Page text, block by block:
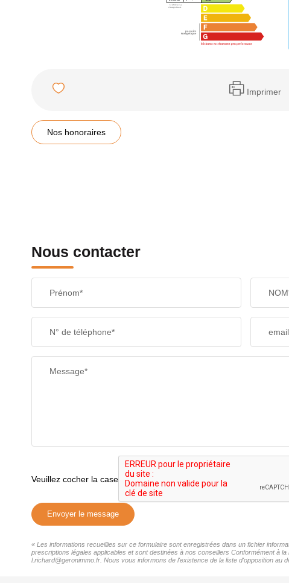
Imprimer
Nos honoraires
Nous contacter
Prénom*
N° de téléphone*
Message*
Veuillez cocher la case
Envoyer le message
« Les informations recueillies sur ce formulaire sont enregistrées dans un fichier
prescriptions légales applicables et sont destinées à nos conseillers Conformément à
l.richard@geronimmo.fr. Nous vous informons de l'existence de la liste d'opposition